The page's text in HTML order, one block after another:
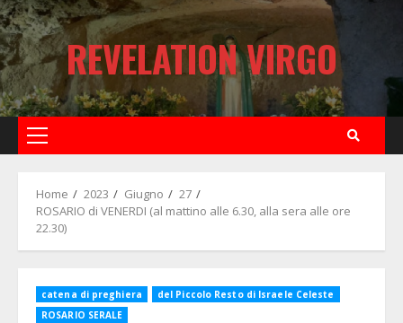
Skip
to
content
REVELATION VIRGO
Primary
Home 2023 Giugno
27
ROSARIO di VENERDI (al mattino alle 6.30, alla sera alle ore
22.30)
catena di preghiera
del Piccolo Resto di Israele Celeste
ROSARIO SERALE